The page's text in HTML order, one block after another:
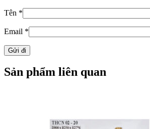
Tên *
Email *
Sản phẩm liên quan